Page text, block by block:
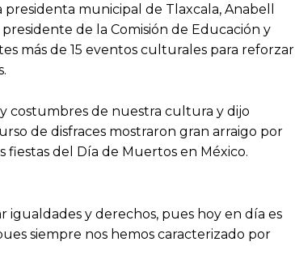
municipal de Tlaxcala, Anabell
de la Comisión de Educación y
más de 15 eventos culturales para reforzar
costumbres de nuestra cultura y dijo
de disfraces mostraron gran arraigo por
del Día de Muertos en México.
y derechos, pues hoy en día es
siempre nos hemos caracterizado por